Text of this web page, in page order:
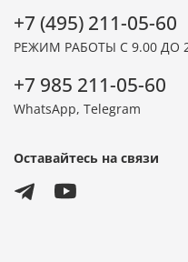
+7 (495) 211-05-60
РЕЖИМ РАБОТЫ С 9.00 ДО
+7 985 211-05-60
WhatsApp, Telegram
Оставайтесь на связи